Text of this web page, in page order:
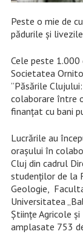
Peste o mie de
pădurile şi
Cele peste
Societatea
”Păsările
colaborare între
finanțat cu bani
Lucrările au
orașului în
Cluj din cadrul
studenților de la
Geologie,
Universitatea
Științe Agricole
amplasate 753